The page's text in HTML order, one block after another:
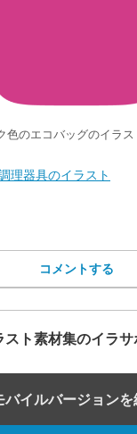
色のエコバッグのイラス
理器具のイラスト
コメントする
ト素材集のイラ
バイルバージョンを